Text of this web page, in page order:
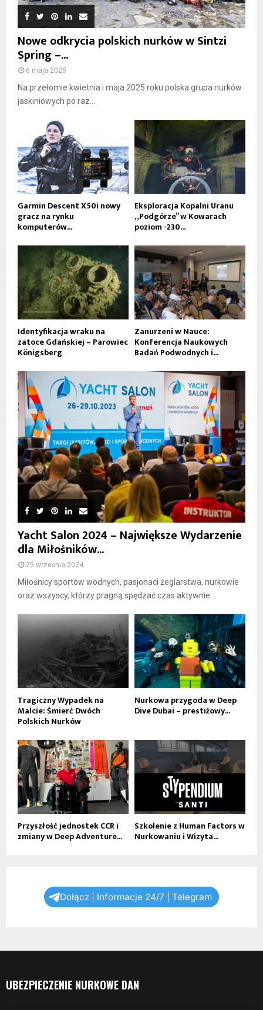
Nowe odkrycia polskich nurków w Sintzi
Spring –...
6 maja 2025
Na przełomie kwietnia i maja 2025 roku polska grupa nurków
jaskiniowych po raz...
Garmin Descent X50i nowy
gracz na rynku
komputerów...
Eksploracja Kopalni Uranu
„Podgórze” w Kowarach
poziom -230...
Identyfikacja wraku na
zatoce Gdańskiej – Parowiec
Königsberg
Zanurzeni w Nauce:
Konferencja Naukowych
Badań Podwodnych i...
Yacht Salon 2024 – Największe Wydarzenie
dla Miłośników...
25 września 2024
Miłośnicy sportów wodnych, pasjonaci żeglarstwa, nurkowie
oraz wszyscy, którzy pragną spędzać czas aktywnie...
Tragiczny Wypadek na
Malcie: Śmierć Dwóch
Polskich Nurków
Nurkowa przygoda w Deep
Dive Dubai – prestiżowy...
Przyszłość jednostek CCR i
zmiany w Deep Adventure...
Szkolenie z Human Factors w
Nurkowaniu i Wizyta...
Dołącz | Informacje 24/7 | Telegram
UBEZPIECZENIE NURKOWE DAN